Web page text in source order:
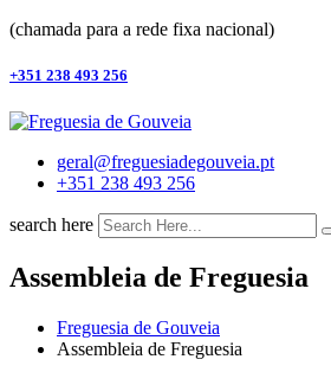
(chamada para a rede fixa nacional)
+351 238 493 256
geral@freguesiadegouveia.pt
+351 238 493 256
search here
Assembleia de Freguesia
Freguesia de Gouveia
Assembleia de Freguesia